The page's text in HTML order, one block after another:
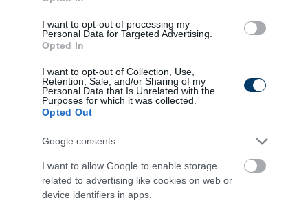
I want to opt-out of processing my
Personal Data for Targeted Advertising.
Opted In
I want to opt-out of Collection, Use,
Retention, Sale, and/or Sharing of my
Personal Data that Is Unrelated with the
Purposes for which it was collected.
Opted Out
Google consents
I want to allow Google to enable storage
related to advertising like cookies on web or
device identifiers in apps.
Ha körbe lehet horgászni az akadót, akkor szakírónk szerint
is lehetőség nyílik a finomabb megoldások használatára.
Ekkor ráengedjük az akadóra a sodrás segítségével a
csalit, illetve gyakran jó megoldás az akadó belső széle is.
Végül +1 tipp: Előfordulhat, hogy minden igyekezetünk
ellenére valamin áthúzott a hal, ez bizony gyakori akadóban
gyakorlatilag semmi értelme nincs – pont belehúzod a
keresztben lévő fába. Inkább nem erőltetjük, hagyjuk, hogy